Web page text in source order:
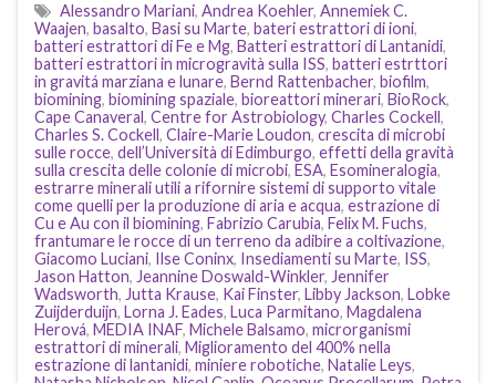
Alessandro Mariani, Andrea Koehler, Annemiek C.
Waajen, basalto, Basi su Marte, bateri estrattori di ioni,
batteri estrattori di Fe e Mg, Batteri estrattori di Lantanidi,
batteri estrattori in microgravità sulla ISS, batteri estrttori
in gravitá marziana e lunare, Bernd Rattenbacher, biofilm,
biomining, biomining spaziale, bioreattori minerari, BioRock,
Cape Canaveral, Centre for Astrobiology, Charles Cockell,
Charles S. Cockell, Claire-Marie Loudon, crescita di microbi
sulle rocce, dell’Università di Edimburgo, effetti della gravità
sulla crescita delle colonie di microbi, ESA, Esomineralogia,
estrarre minerali utili a rifornire sistemi di supporto vitale
come quelli per la produzione di aria e acqua, estrazione di
Cu e Au con il biomining, Fabrizio Carubia, Felix M. Fuchs,
frantumare le rocce di un terreno da adibire a coltivazione,
Giacomo Luciani, Ilse Coninx, Insediamenti su Marte, ISS,
Jason Hatton, Jeannine Doswald-Winkler, Jennifer
Wadsworth, Jutta Krause, Kai Finster, Libby Jackson, Lobke
Zuijderduijn, Lorna J. Eades, Luca Parmitano, Magdalena
Herová, MEDIA INAF, Michele Balsamo, microrganismi
estrattori di minerali, Miglioramento del 400% nella
estrazione di lantanidi, miniere robotiche, Natalie Leys,